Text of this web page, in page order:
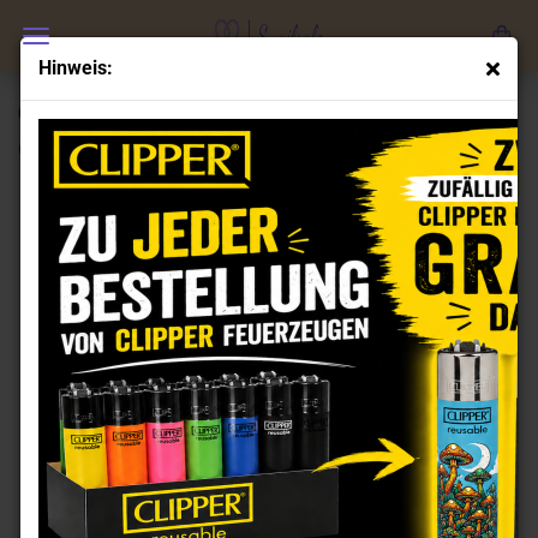
Hinweis:
Clipper Feuerzeuge Set Trippy 5
(Art.Nr.:CL101883)